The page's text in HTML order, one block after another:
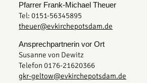
Pfarrer Frank-Michael Theuer
Tel: 0151-56345895
theuer@evkirchepotsdam.de
Ansprechpartnerin vor Ort
Susanne von Dewitz
Telefon 0176-21620366
gkr-geltow@evkirchepotsdam.de